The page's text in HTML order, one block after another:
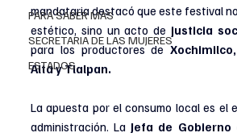
PARA SABER MAS
SECRETARIA DE LAS MUJERES
ESTADOS
mandataria destacó que este festival
estético, sino un acto de
para los productores de
Alta y Tlalpan.
La apuesta por el consumo local es el
administración. La Jefa de